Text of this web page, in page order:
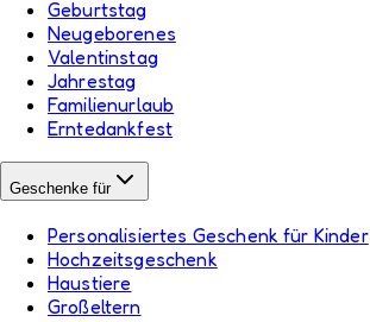
Geburtstag
Neugeborenes
Valentinstag
Jahrestag
Familienurlaub
Erntedankfest
Geschenke für
Personalisiertes Geschenk für Kinder
Hochzeitsgeschenk
Haustiere
Großeltern